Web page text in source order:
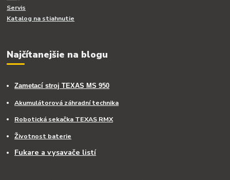
Servis
Katalog na stiahnutie
Najčítanejšie na blogu
Zametací stroj TEXAS MS 950
Akumulátorová záhradní technika
Robotická sekačka TEXAS RMX
Životnost baterie
Fukare a vysavače listí